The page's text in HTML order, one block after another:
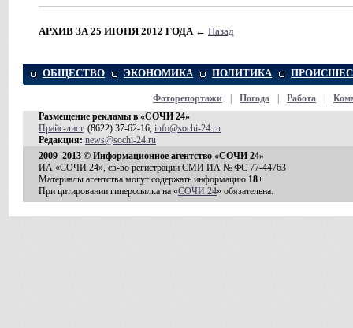
АРХИВ ЗА 25 ИЮНЯ 2012 ГОДА ← Назад
ОБЩЕСТВО ЭКОНОМИКА ПОЛИТИКА
Фоторепортажи Погода Работа
Размещение рекламы в «СОЧИ 24»
Прайс-лист, (8622) 37-62-16, info@sochi-24.ru
Редакция: news@sochi-24.ru
2009–2013 © Информационное агентство «СОЧИ 24»
ИА «СОЧИ 24», св-во регистрации СМИ ИА № ФС 77-44763
Материалы агентства могут содержать информацию 18+
При цитировании гиперссылка на «СОЧИ 24» обязательна.